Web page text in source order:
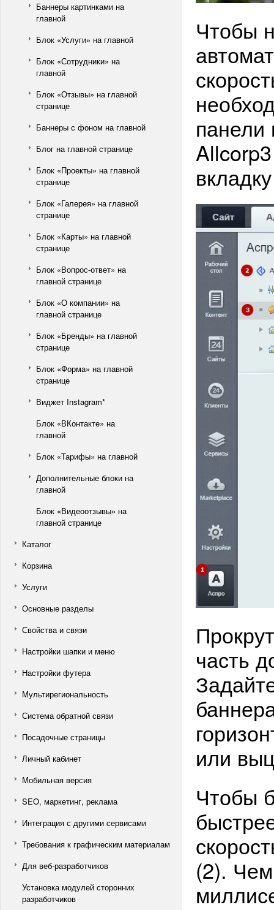
Баннеры картинками на
главной
Блок «Услуги» на главной
Блок «Сотрудники» на
главной
Блок «Отзывы» на главной
странице
Баннеры с фоном на главной
Блог на главной странице
Блок «Проекты» на главной
странице
Блок «Галерея» на главной
странице
Блок «Карты» на главной
странице
Блок «Вопрос-ответ» на
главной странице
Блок «О компании» на
главной странице
Блок «Бренды» на главной
странице
Блок «Форма» на главной
странице
Виджет Instagram*
Блок «ВКонтакте» на
главной
Блок «Тарифы» на главной
Дополнительные блоки на
главной
Блок «Видеоотзывы» на
главной странице
Каталог
Корзина
Услуги
Основные разделы
Свойства и связи
Настройки шапки и меню
Настройки футера
Мультирегиональность
Система обратной связи
Посадочные страницы
Личный кабинет
Мобильная версия
SEO, маркетинг, реклама
Интеграция с другими сервисами
Требования к графическим материалам
Для веб-разработчиков
Установка модулей сторонних
разработчиков
Чтобы
часть
или
Чтобы
(2).